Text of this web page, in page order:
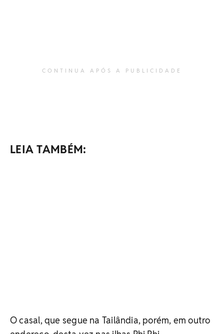
CONTINUA APÓS A PUBLICIDADE
LEIA TAMBÉM:
O casal, que segue na Tailândia, porém, em outro